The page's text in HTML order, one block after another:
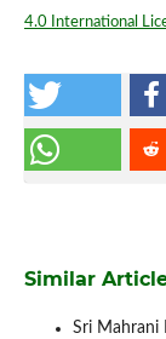
4.0 International
Similar
Sri Mahrani